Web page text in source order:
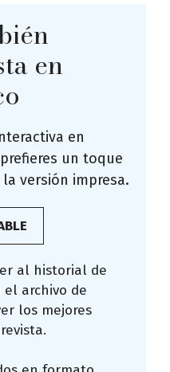
en
en
un toque
versión impresa.
al historial de
el archivo de
los mejores